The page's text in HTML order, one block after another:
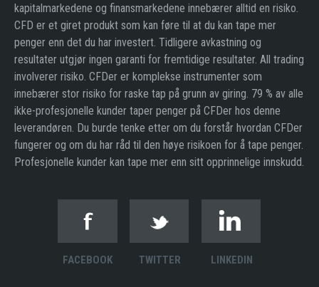
kapitalmarkedene og finansmarkedene innebærer alltid en risiko.
CFD er et giret produkt som kan føre til at du kan tape mer
penger enn det du har investert. Tidligere avkastning og
resultater utgjør ingen garanti for fremtidige resultater. All trading
involverer risiko. CFDer er komplekse instrumenter som
innebærer stor risiko for raske tap på grunn av giring. 79 % av alle
ikke-profesjonelle kunder taper penger på CFDer hos denne
leverandøren. Du burde tenke etter om du forstår hvordan CFDer
fungerer og om du har råd til den høye risikoen for å tape penger.
Profesjonelle kunder kan tape mer enn sitt opprinnelige innskudd.
FACEBOOK TWITTER LINKEDIN